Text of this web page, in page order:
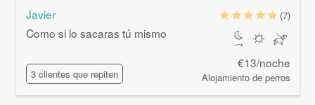
Javier
Como si lo sacaras tú mismo
3 clientes que repiten
(7)
€13/noche
Alojamiento de perros